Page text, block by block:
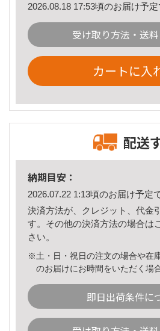
2026.08.18 17:53頃のお届け予定
受け取り方法・送
カートに入
配送
納期目安：
2026.07.22 1:13頃のお届け予定
決済方法が、クレジット、代金
す。その他の決済方法の場合は
さい。
※土・日・祝日の注文の場合や在
のお届けにお時間をいただく場
即日出荷条件に